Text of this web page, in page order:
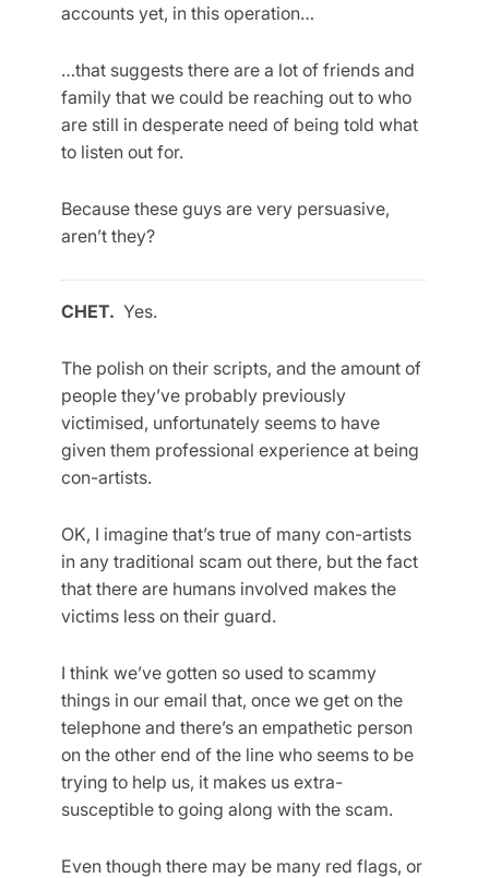
accounts yet, in this operation…
…that suggests there are a lot of friends and
family that we could be reaching out to who
are still in desperate need of being told what
to listen out for.
Because these guys are very persuasive,
aren’t they?
CHET. Yes.
The polish on their scripts, and the amount of
people they’ve probably previously
victimised, unfortunately seems to have
given them professional experience at being
con-artists.
OK, I imagine that’s true of many con-artists
in any traditional scam out there, but the fact
that there are humans involved makes the
victims less on their guard.
I think we’ve gotten so used to scammy
things in our email that, once we get on the
telephone and there’s an empathetic person
on the other end of the line who seems to be
trying to help us, it makes us extra-
susceptible to going along with the scam.
Even though there may be many red flags, or